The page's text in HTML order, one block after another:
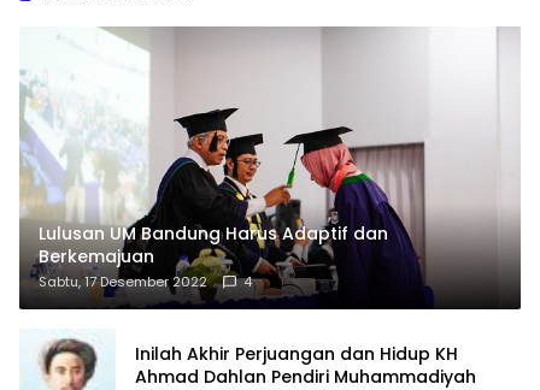
Lulusan UM Bandung Harus Adaptif dan
Berkemajuan
Sabtu, 17 Desember 2022 4
Inilah Akhir Perjuangan dan Hidup KH
Ahmad Dahlan Pendiri Muhammadiyah